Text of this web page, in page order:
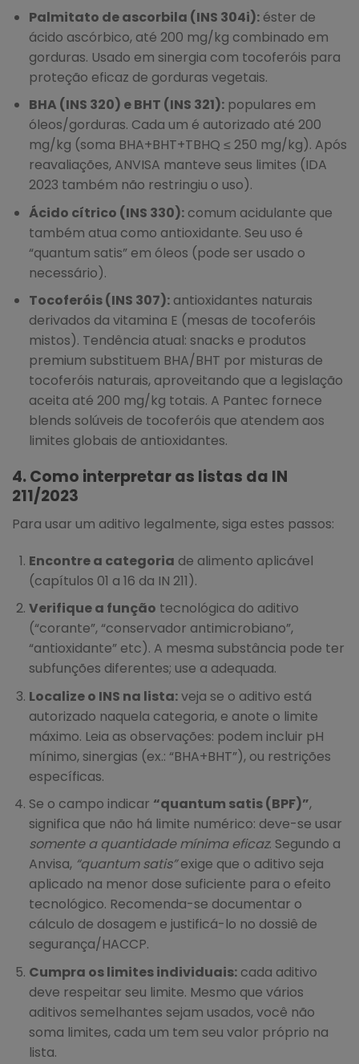
Palmitato de ascorbila (INS 304i):éster de
ácido ascórbico, até 200 mg/kg combinado em
gorduras. Usado em sinergia com tocoferóis para
proteção eficaz de gorduras vegetais.
BHA (INS 320) e BHT (INS 321):populares em
óleos/gorduras. Cada um é autorizado até 200
mg/kg (soma BHA+BHT+TBHQ ≤ 250 mg/kg). Após
reavaliações, ANVISA manteve seus limites (IDA
2023 também não restringiu o uso).
Ácido cítrico (INS 330):comum acidulante que
também atua como antioxidante. Seu uso é
“quantum satis” em óleos (pode ser usado o
necessário).
Tocoferóis (INS 307):antioxidantes naturais
derivados da vitamina E (mesas de tocoferóis
mistos). Tendência atual: snacks e produtos
premium substituem BHA/BHT por misturas de
tocoferóis naturais, aproveitando que a legislação
aceita até 200 mg/kg totais. A Pantec fornece
blends solúveis de tocoferóis que atendem aos
limites globais de antioxidantes.
4. Como interpretar as listas da IN
211/2023
Para usar um aditivo legalmente, siga estes passos:
Encontre a categoria de alimento aplicável
(capítulos 01 a 16 da IN 211).
Verifique a função tecnológica do aditivo
(“corante”, “conservador antimicrobiano”,
“antioxidante” etc). A mesma substância pode ter
subfunções diferentes; use a adequada.
Localize o INS na lista:veja se o aditivo está
autorizado naquela categoria, e anote o limite
máximo. Leia as observações: podem incluir pH
mínimo, sinergias (ex.: “BHA+BHT”), ou restrições
específicas.
Se o campo indicar “quantum satis (BPF)”,
significa que não há limite numérico: deve-se usar
somente a quantidade mínima eficaz. Segundo a
Anvisa, “quantum satis”exige que o aditivo seja
aplicado na menor dose suficiente para o efeito
tecnológico. Recomenda-se documentar o
cálculo de dosagem e justificá-lo no dossiê de
segurança/HACCP.
Cumpra os limites individuais:cada aditivo
deve respeitar seu limite. Mesmo que vários
aditivos semelhantes sejam usados, você não
soma limites, cada um tem seu valor próprio na
lista.